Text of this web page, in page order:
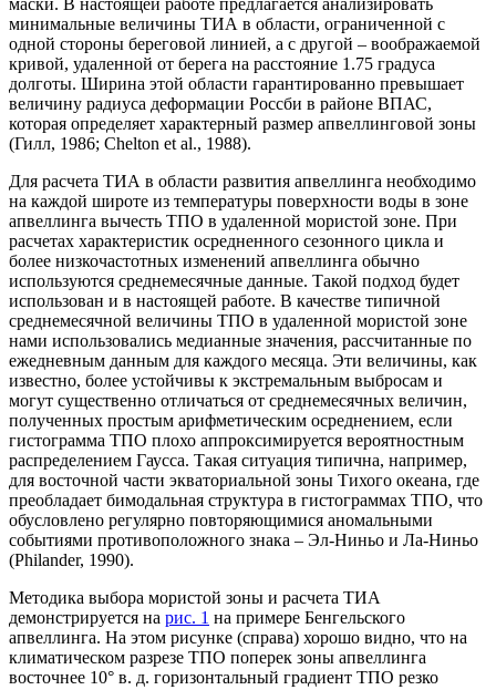
маски. В настоящей работе предлагается анализировать
минимальные величины ТИА в области, ограниченной с
одной стороны береговой линией, а с другой – воображаемой
кривой, удаленной от берега на расстояние 1.75 градуса
долготы. Ширина этой области гарантированно превышает
величину радиуса деформации Россби в районе ВПАС,
которая определяет характерный размер апвеллинговой зоны
(Гилл, 1986; Chelton et al., 1988).
Для расчета ТИА в области развития апвеллинга необходимо
на каждой широте из температуры поверхности воды в зоне
апвеллинга вычесть ТПО в удаленной мористой зоне. При
расчетах характеристик осредненного сезонного цикла и
более низкочастотных изменений апвеллинга обычно
используются среднемесячные данные. Такой подход будет
использован и в настоящей работе. В качестве типичной
среднемесячной величины ТПО в удаленной мористой зоне
нами использовались медианные значения, рассчитанные по
ежедневным данным для каждого месяца. Эти величины, как
известно, более устойчивы к экстремальным выбросам и
могут существенно отличаться от среднемесячных величин,
полученных простым арифметическим осреднением, если
гистограмма ТПО плохо аппроксимируется вероятностным
распределением Гаусса. Такая ситуация типична, например,
для восточной части экваториальной зоны Тихого океана, где
преобладает бимодальная структура в гистограммах ТПО, что
обусловлено регулярно повторяющимися аномальными
событиями противоположного знака – Эл-Ниньо и Ла-Ниньо
(Philander, 1990).
Методика выбора мористой зоны и расчета ТИА
демонстрируется на рис. 1 на примере Бенгельского
апвеллинга. На этом рисунке (справа) хорошо видно, что на
климатическом разрезе ТПО поперек зоны апвеллинга
восточнее 10° в. д. горизонтальный градиент ТПО резко